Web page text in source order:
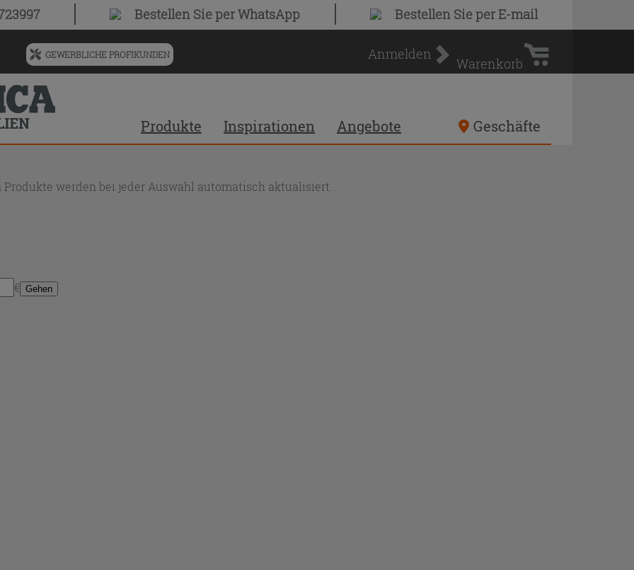
Bestellen Sieper WhatsApp Bestellen Sieper E-mail
Menü
vorgeschlagenen
Siteinhalt
und
Suchprotokoll
GEWERBLICHE PROFIKUNDEN Anmelden
Warenkorb
Warenkorb
Produkte Inspirationen Angebote Geschäfte
werden bei jeder Auswahl automatisch aktualisiert.
€ Gehen